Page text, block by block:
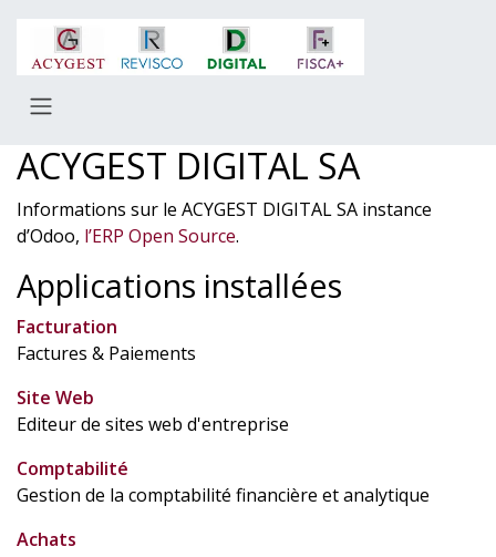
ACYGEST DIGITAL SA
Informations sur le ACYGEST DIGITAL SA instance
d’Odoo, l’ERP Open Source.
Applications installées
Facturation
Factures & Paiements
Site Web
Editeur de sites web d'entreprise
Comptabilité
Gestion de la comptabilité financière et analytique
Achats